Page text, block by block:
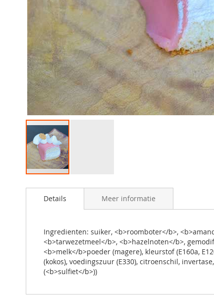
naar
afbeeldingen-
gallerij
Details
Ingredienten: suiker, <b>roomboter</b>,
<b>tarwezetmeel</b>, <b>hazelnoten</b>,
<b>melk</b>poeder (magere), kleurstof (E160a,
(kokos), voedingszuur (E330), citroenschil,
(<b>sulfiet</b>))
Meer informatie